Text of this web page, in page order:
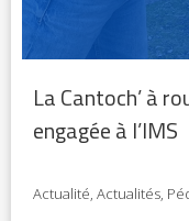
La Cantoch’ à
engagée à l’IMS
Actualité, Actualités,